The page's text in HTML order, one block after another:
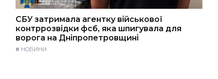
СБУ затримала агентку військової
контррозвідки фсб, яка шпигувала для
ворога на Дніпропетровщині
# НОВИНИ